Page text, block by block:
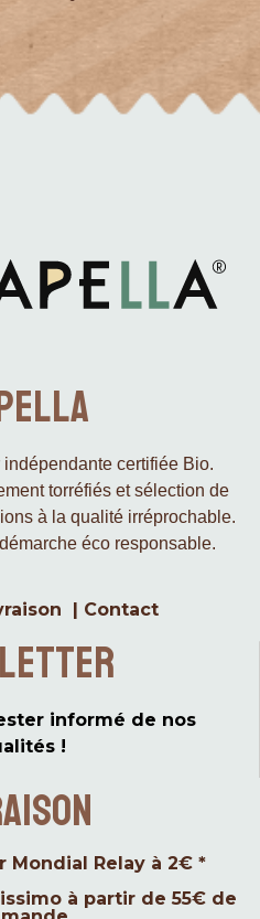
certifiée Bio.
torréfiés et sélection de
à la qualité irréprochable.
éco responsable.
Contact
informé de nos
!
Mondial Relay à 2€ *
à partir de 55€ de